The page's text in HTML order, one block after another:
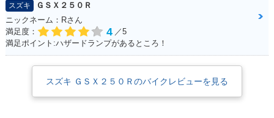
スズキ
ＧＳＸ２５０Ｒ
ニックネーム：Rさん
満足度：
4 ／5
満足ポイント:ハザードランプがあるところ！
スズキ ＧＳＸ２５０Ｒのバイクレビューを見る